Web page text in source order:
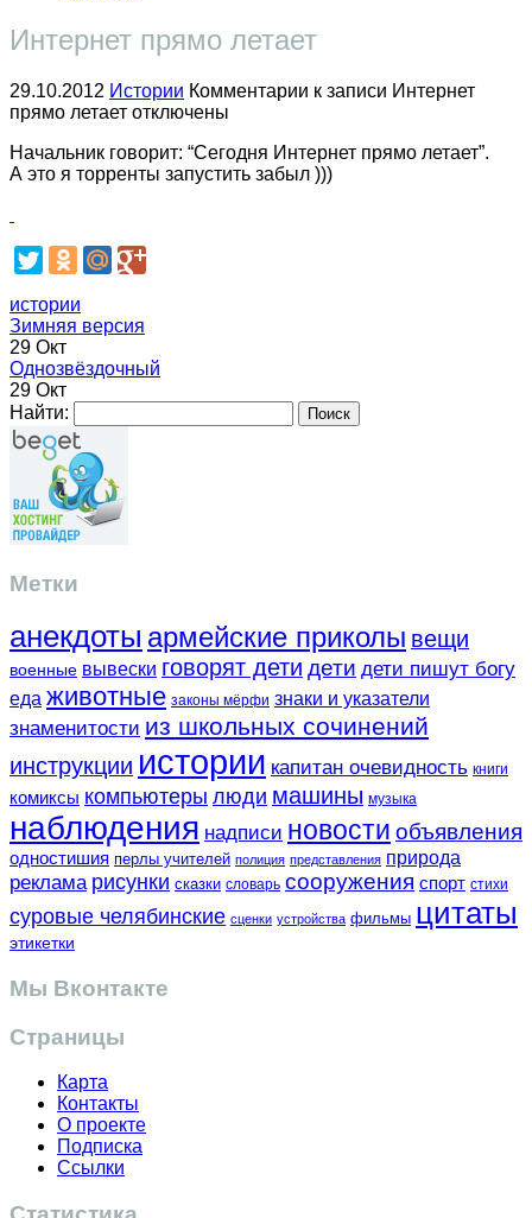
Интернет прямо летает
29.10.2012 Истории Комментарии к записи Интернет
прямо летает отключены
Начальник говорит: “Сегодня Интернет прямо летает”.
А это я торренты запустить забыл )))
истории
Зимняя версия
29 Окт
Однозвёздочный
29 Окт
Найти:
Метки
анекдоты армейские приколы вещи
военные вывески говорят дети дети дети пишут богу
еда животные законы мёрфи знаки и указатели
знаменитости из школьных сочинений
инструкции истории капитан очевидность книги
комиксы компьютеры люди машины музыка
наблюдения надписи новости объявления
одностишия перлы учителей полиция представления природа
реклама рисунки сказки словарь сооружения спорт стихи
суровые челябинские сценки устройства фильмы цитаты
этикетки
Мы Вконтакте
Страницы
Карта
Контакты
О проекте
Подписка
Ссылки